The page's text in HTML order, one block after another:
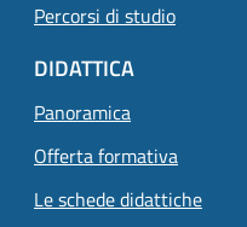
Percorsi di studio
DIDATTICA
Panoramica
Offerta formativa
Le schede didattiche